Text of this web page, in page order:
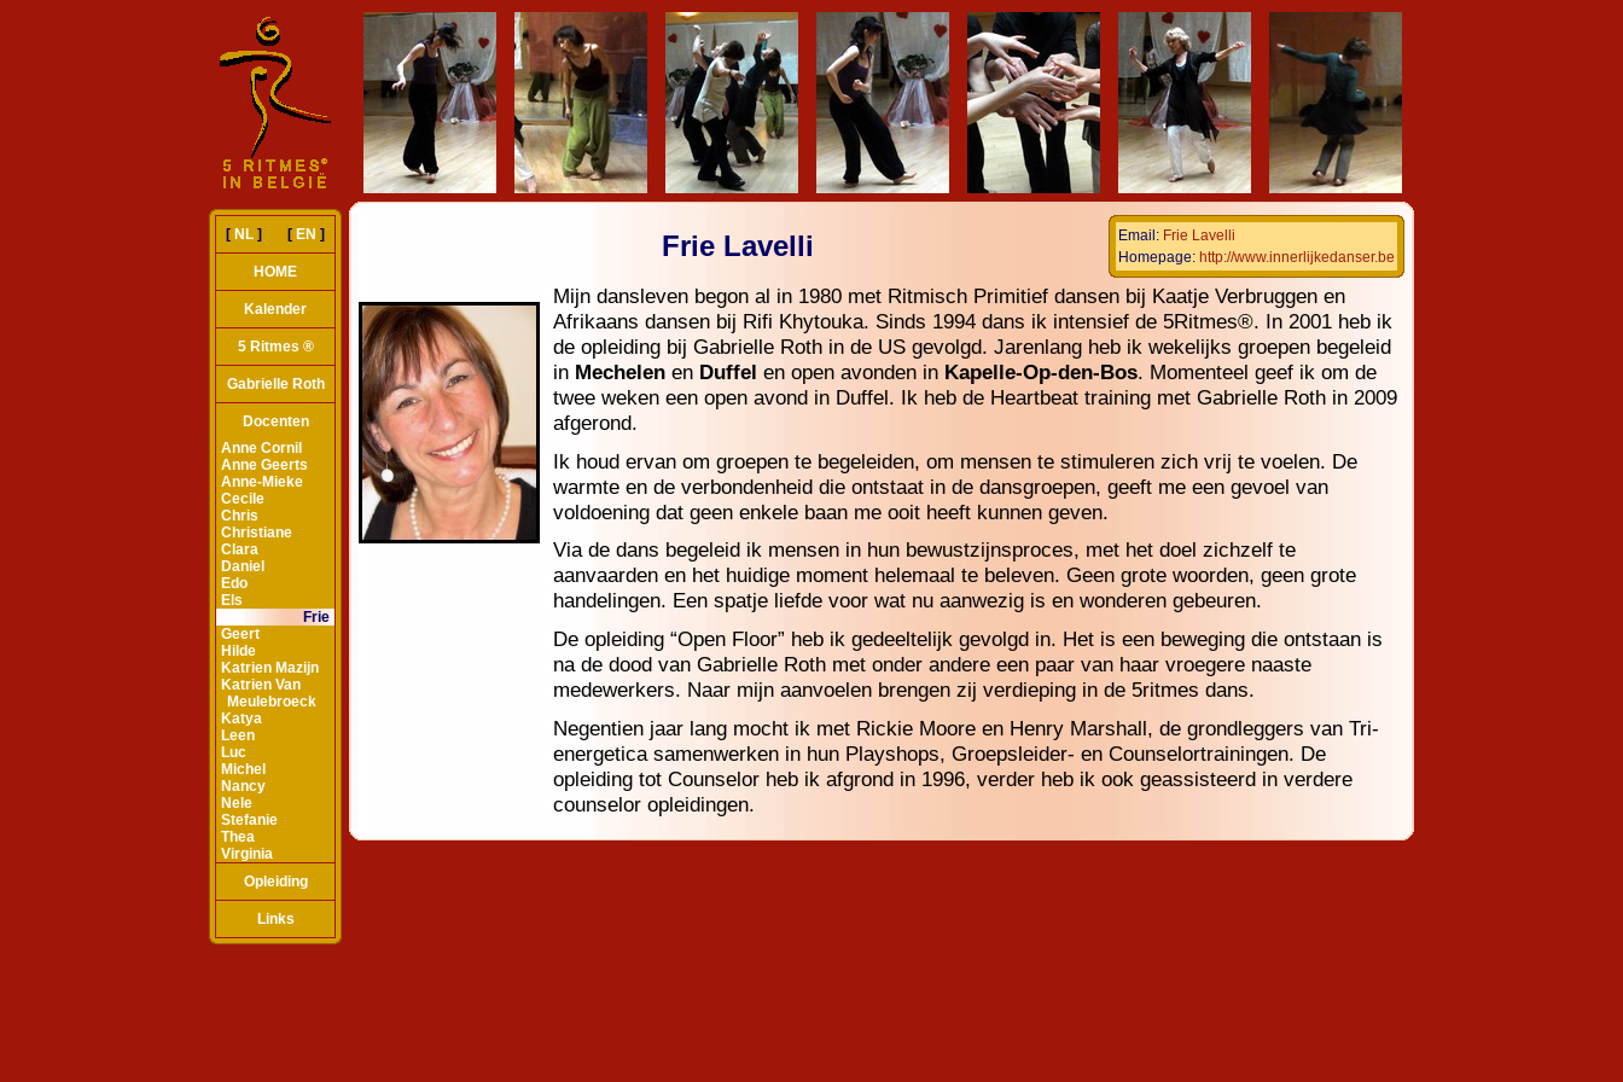
[ NL ] [ EN ]
HOME
Kalender
5 Ritmes ®
Gabrielle Roth
Docenten
Anne Cornil
Anne Geerts
Anne-Mieke
Cecile
Chris
Christiane
Clara
Daniel
Edo
Els
Frie
Geert
Hilde
Katrien Mazijn
Katrien Van
Meulebroeck
Katya
Leen
Luc
Michel
Nancy
Nele
Stefanie
Thea
Virginia
Opleiding
Links
Email: Frie Lavelli
Homepage: http://www.innerlijkedanser.be
Frie Lavelli